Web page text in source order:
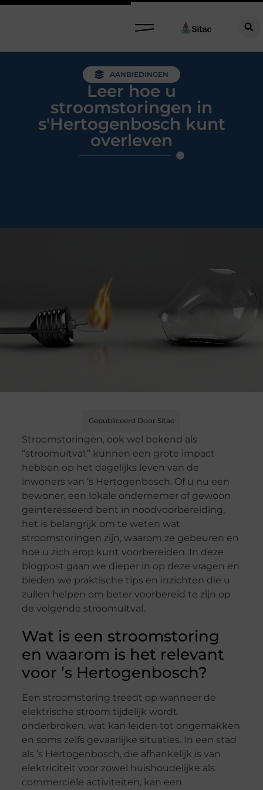
AANBIEDINGEN
Leer hoe u
stroomstoringen in
s'Hertogenbosch kunt
overleven
Gepubliceerd Door Sitac
Stroomstoringen, ook wel bekend als
“stroomuitval,” kunnen een grote impact
hebben op het dagelijks leven van de
inwoners van ’s Hertogenbosch. Of u nu een
bewoner, een lokale ondernemer of gewoon
geïnteresseerd bent in noodvoorbereiding,
het is belangrijk om te weten wat
stroomstoringen zijn, waarom ze gebeuren en
hoe u zich erop kunt voorbereiden. In deze
blogpost gaan we dieper in op deze vragen en
bieden we praktische tips en inzichten die u
zullen helpen om beter voorbereid te zijn op
de volgende stroomuitval.
Wat is een stroomstoring
en waarom is het relevant
voor ’s Hertogenbosch?
Een stroomstoring treedt op wanneer de
elektrische stroom tijdelijk wordt
onderbroken, wat kan leiden tot ongemakken
en soms zelfs gevaarlijke situaties. In een stad
als ’s Hertogenbosch, die afhankelijk is van
elektriciteit voor zowel huishoudelijke als
commerciële activiteiten, kan een